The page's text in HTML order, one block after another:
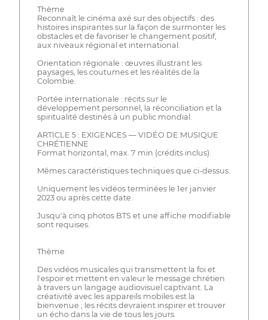
Thème
Reconnaît le cinéma axé sur des objectifs : des
histoires inspirantes sur la façon de surmonter les
obstacles et de favoriser le changement positif,
aux niveaux régional et international.
Orientation régionale : œuvres illustrant les
paysages, les coutumes et les réalités de la
Colombie.
Portée internationale : récits sur le
développement personnel, la réconciliation et la
spiritualité destinés à un public mondial.
ARTICLE 5 : EXIGENCES — VIDÉO DE MUSIQUE
CHRÉTIENNE
Format horizontal, max. 7 min (crédits inclus).
Mêmes caractéristiques techniques que ci-dessus.
Uniquement les vidéos terminées le 1er janvier
2023 ou après cette date.
Jusqu'à cinq photos BTS et une affiche modifiable
sont requises.
Thème
Des vidéos musicales qui transmettent la foi et
l'espoir et mettent en valeur le message chrétien
à travers un langage audiovisuel captivant. La
créativité avec les appareils mobiles est la
bienvenue ; les récits devraient inspirer et trouver
un écho dans la vie de tous les jours.